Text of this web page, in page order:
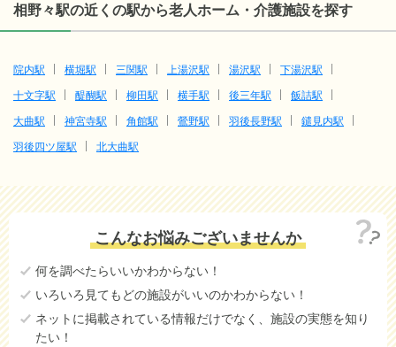
相野々駅の近くの駅から老人ホーム・介護施設を探す
院内駅 横堀駅 三関駅 上湯沢駅 湯沢駅
下湯沢駅
十文字駅
醍醐駅 柳田駅 横手駅 後三年駅
飯詰駅
大曲駅
神宮寺駅 角館駅 鶯野駅 羽後長野駅
鑓見内駅
羽後四ツ屋駅
北大曲駅
こんなお悩みございませんか
何を調べたらいいかわからない！
いろいろ見てもどの施設がいいのかわからない！
ネットに掲載されている情報だけでなく、施設の実態を知り
たい！